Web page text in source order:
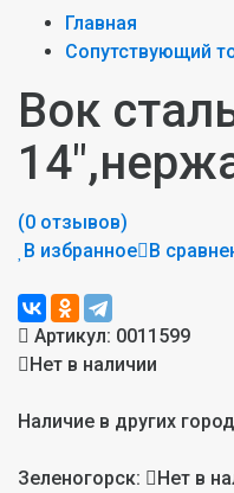
Главная
Сопутствующий
Вок
(0 отзывов)
В избранное В
Артикул: 0011599
Нет в наличии
Наличие в других
Зеленогорск:
Нет в